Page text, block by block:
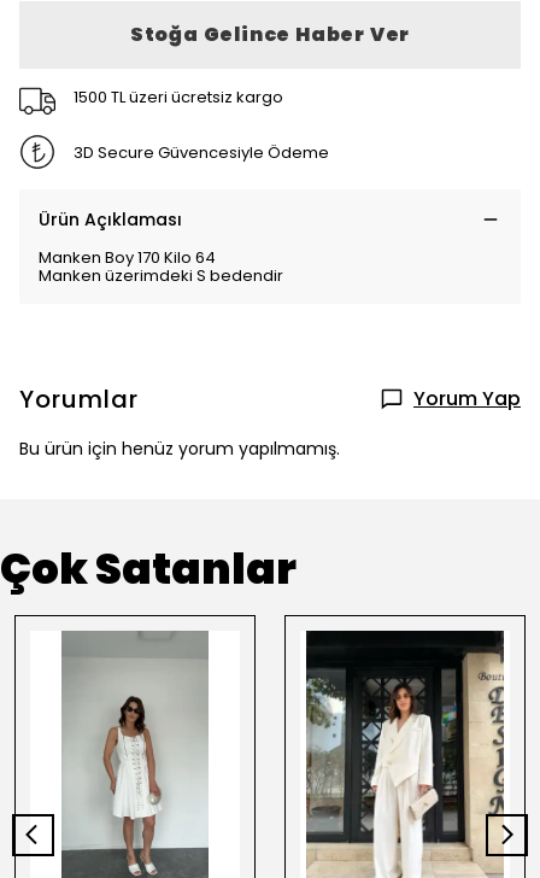
Stoğa Gelince Haber Ver
1500 TL üzeri ücretsiz kargo
3D Secure Güvencesiyle Ödeme
Ürün Açıklaması
Manken Boy 170 Kilo 64
Manken üzerimdeki S bedendir
Yorumlar Yorum Yap
Bu ürün için henüz yorum yapılmamış.
Çok Satanlar